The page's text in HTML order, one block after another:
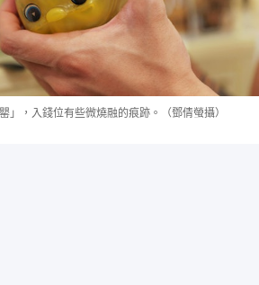
」，入錢位有些微燒融的痕跡。（鄧倩螢攝）